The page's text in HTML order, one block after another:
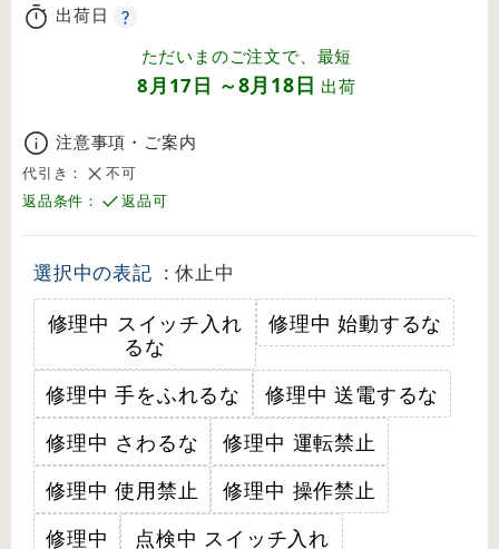
出荷日
ただいまのご注文で、最短
8月17日 ～8月18日 出荷
注意事項・ご案内
代引き：
不可
返品条件：
返品可
選択中の表記 : 休止中
修理中 スイッチ入れ
るな
修理中 始動するな
修理中 手をふれるな
修理中 送電するな
修理中 さわるな
修理中 運転禁止
修理中 使用禁止
修理中 操作禁止
修理中
点検中 スイッチ入れ